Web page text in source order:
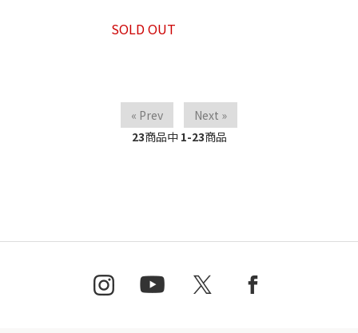
SOLD OUT
« Prev
Next »
23商品中 1-23商品